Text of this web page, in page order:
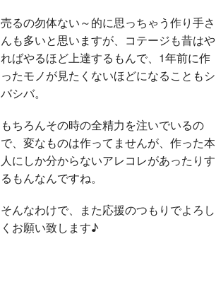
売るの勿体ない～的に思っちゃう作り手さ
んも多いと思いますが、コテージも昔はや
ればやるほど上達するもんで、1年前に作
ったモノが見たくないほどになることもシ
バシバ。
もちろんその時の全精力を注いでいるの
で、変なものは作ってませんが、作った本
人にしか分からないアレコレがあったりす
るもんなんですね。
そんなわけで、また応援のつもりでよろし
くお願い致します♪